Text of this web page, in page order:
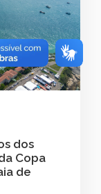
dos
Copa
de